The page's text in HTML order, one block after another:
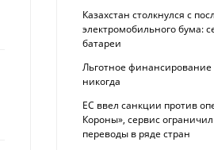
Казахстан столкнулся с
электромобильного бума:
батареи
Льготное финансирование
никогда
ЕС ввел санкции против
Короны», сервис
переводы в ряде стран